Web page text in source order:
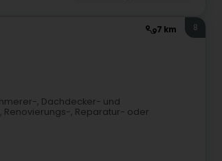
7 km 8
, Dachdecker- und
Renovierungs-, Reparatur- oder